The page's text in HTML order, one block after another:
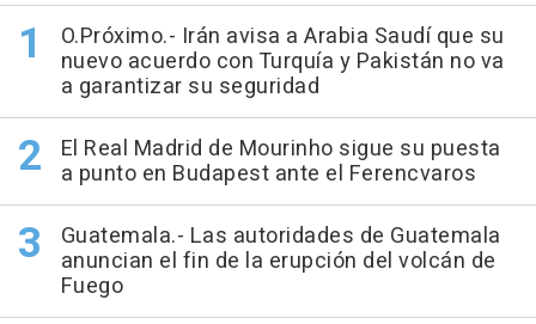
O.Próximo.- Irán avisa a Arabia Saudí que su
nuevo acuerdo con Turquía y Pakistán no va
a garantizar su seguridad
El Real Madrid de Mourinho sigue su puesta
a punto en Budapest ante el Ferencvaros
Guatemala.- Las autoridades de Guatemala
anuncian el fin de la erupción del volcán de
Fuego